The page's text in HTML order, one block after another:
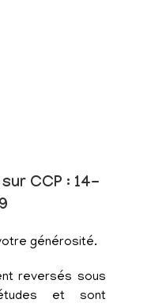
CCP : 14-
générosité.
reversés sous
et sont